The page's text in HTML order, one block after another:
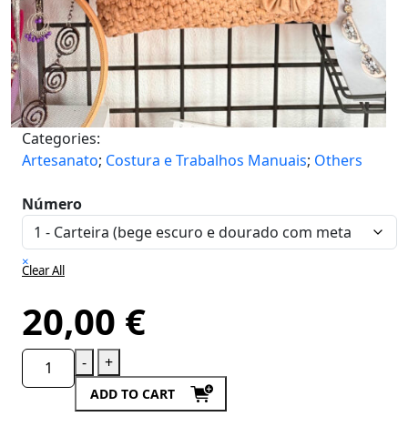
Categories:
Artesanato; Costura e Trabalhos Manuais; Others
Número
×
Clear All
20,00 €
- +
ADD TO CART